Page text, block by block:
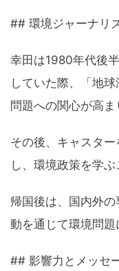
## 環境ジャーナリ
幸田は1980年代後
していた際、「地
問題への関心が高ま
その後、キャスタ
し、環境政策を学ぶ
帰国後は、国内外
動を通じて環境問題
## 影響力とメッセ